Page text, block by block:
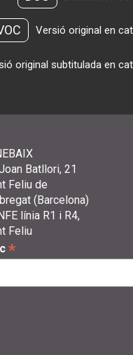
Versió original en
original subtitulada en
Batllori, 21
Feliu de
(Barcelona)
línia R1 i R4,
Feliu
*